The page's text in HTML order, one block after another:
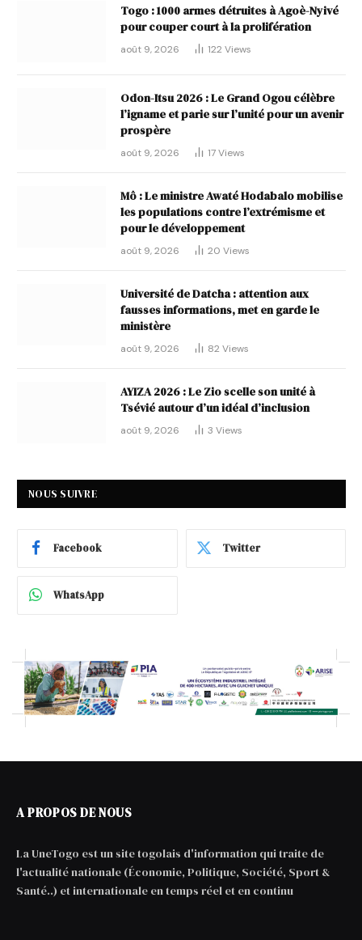
Togo : 1000 armes détruites à Agoè-Nyivé
pour couper court à la prolifération
août 9, 2026 122 Views
Odon-Itsu 2026 : Le Grand Ogou célèbre
l’igname et parie sur l’unité pour un avenir
prospère
août 9, 2026 17Views
Mô : Le ministre Awaté Hodabalo mobilise
les populations contre l’extrémisme et
pour le développement
août 9, 2026 20 Views
Université de Datcha : attention aux
fausses informations, met en garde le
ministère
août 9, 2026 82 Views
AYIZA 2026 : Le Zio scelle son unité à
Tsévié autour d’un idéal d’inclusion
août 9, 2026 3 Views
NOUS SUIVRE
Facebook Twitter
WhatsApp
A PROPOS DE NOUS
La UneTogo est un site togolais d'information qui traite de
l'actualité nationale (Économie, Politique, Société, Sport &
Santé..) et internationale en temps réel et en continu